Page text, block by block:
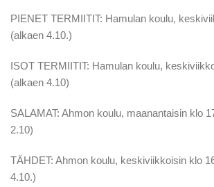
PIENET TERMIITIT: Hamulan koulu,
(alkaen 4.10.)
ISOT TERMIITIT: Hamulan koulu,
(alkaen 4.10)
SALAMAT: Ahmon koulu, maanantaisin klo
2.10)
TÄHDET: Ahmon koulu, keskiviikkoisin klo
4.10.)